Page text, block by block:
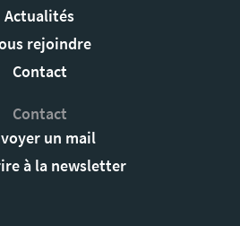
Actualités
rejoindre
Contact
Contact
un mail
à la newsletter